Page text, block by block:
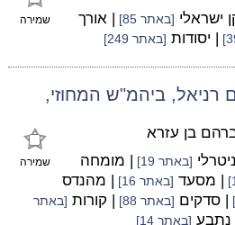
שמירה ישראלי [באתר 85] | אורך
| יסודות [באתר 249]
רניאל, ביהמ"ש המחוזי,
שמירה
בן עזרא
[באתר 19] | מומחה
| מסעד [באתר 16] | מהנדס
| סדקים [באתר 88] | קורות [באתר
נתבע [באתר 14]